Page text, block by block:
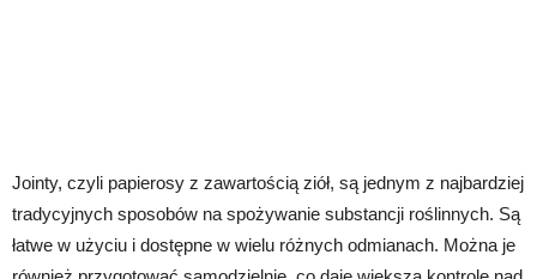
Jointy, czyli papierosy z zawartością ziół, są jednym z najbardziej
tradycyjnych sposobów na spożywanie substancji roślinnych. Są
łatwe w użyciu i dostępne w wielu różnych odmianach. Można je